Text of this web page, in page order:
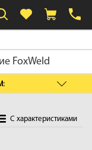
FoxWeld
C характеристиками